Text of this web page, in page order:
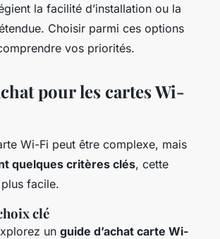
la facilité d’installation ou la
Choisir parmi ces options
vos priorités.
pour les cartes Wi-
Wi-Fi peut être complexe, mais
quelques critères clés, cette
facile.
clé
un guide d’achat carte Wi-